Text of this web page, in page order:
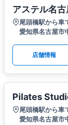
アステル名
尾頭橋駅から車
愛知県名古屋市
店舗情報
Pilates
尾頭橋駅から車
愛知県名古屋